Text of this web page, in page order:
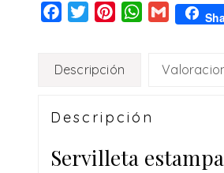
Facebook
TwitterPinterestWhatsApp
Gmail
Descripción
Descripción
Servilleta